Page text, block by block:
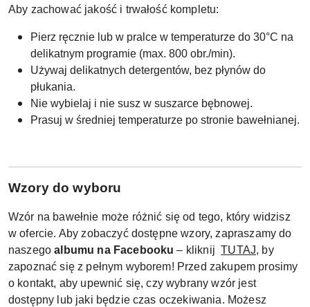
Aby zachować jakość i trwałość kompletu:
Pierz ręcznie lub w pralce w temperaturze do 30°C na
delikatnym programie (max. 800 obr./min).
Używaj delikatnych detergentów, bez płynów do
płukania.
Nie wybielaj i nie susz w suszarce bębnowej.
Prasuj w średniej temperaturze po stronie bawełnianej.
Wzory do wyboru
Wzór na bawełnie może różnić się od tego, który widzisz
w ofercie. Aby zobaczyć dostępne wzory, zapraszamy do
naszegoalbumu na Facebooku – kliknij TUTAJ, by
zapoznać się z pełnym wyborem! Przed zakupem prosimy
o kontakt, aby upewnić się, czy wybrany wzór jest
dostępny lub jaki będzie czas oczekiwania. Możesz